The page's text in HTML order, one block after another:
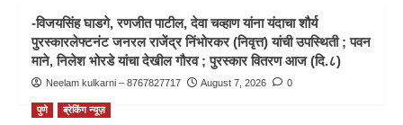
-विजयसिंह घाडगे, रणजीत पाटील, देवा चव्हाण यांना यंदाचा शौर्य
पुरस्कारलेफ्टनंट जनरल राजेंद्र निंभोरकर (निवृत्त) यांची उपस्थिती ; पवन
माने, निलेश भोरडे यांचा देखील गौरव ; पुरस्कार वितरण आज (दि.८)
Neelam kulkarni – 8767827717 August 7, 2026 0
पुणे ब्रेकिंग न्यूज़